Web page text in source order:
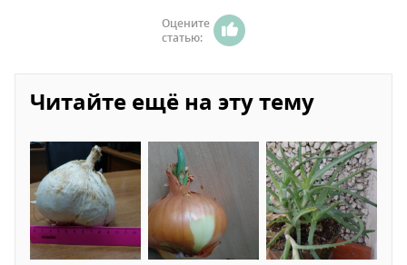
Оцените
статью:
Читайте ещё на эту тему